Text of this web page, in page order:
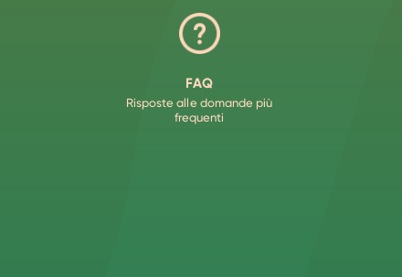
FAQ
Risposte alle domande più
frequenti